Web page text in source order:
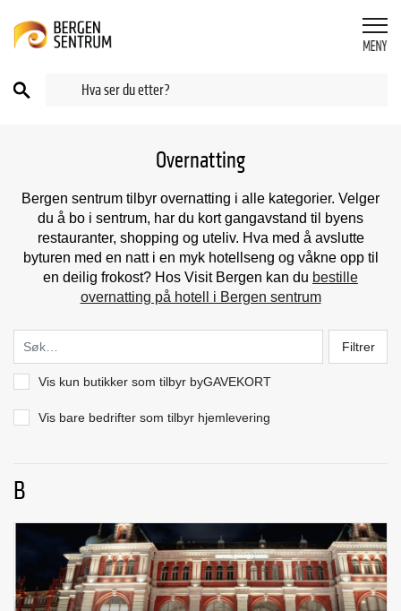
Overnatting
Bergen sentrum tilbyr overnatting i alle kategorier. Velger
du å bo i sentrum, har du kort gangavstand til byens
restauranter, shopping og uteliv. Hva med å avslutte
byturen med en natt i en myk hotellseng og våkne opp til
en deilig frokost? Hos Visit Bergen kan du bestille
overnatting på hotell i Bergen sentrum
Filtrer
Vis kun butikker som tilbyr byGAVEKORT
Vis bare bedrifter som tilbyr hjemlevering
B